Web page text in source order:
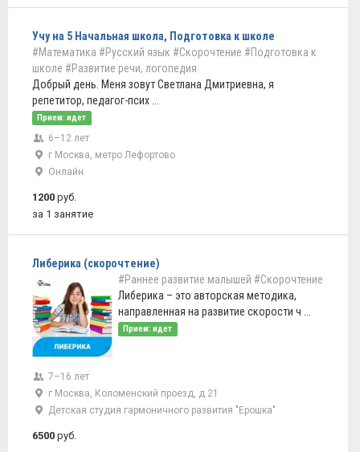
Учу на 5 Начальная школа, Подготовка к школе
#Математика #Русский язык #Скорочтение #Подготовка к
школе #Развитие речи, логопедия
Добрый день. Меня зовут Светлана Дмитриевна, я
репетитор, педагог-псих ...
Прием: идет
6–12 лет
г Москва, метро Лефортово
Онлайн
1200 руб.
за 1 занятие
Либерика (скорочтение)
#Раннее развитие малышей #Скорочтение
Либерика – это авторская методика,
направленная на развитие скорости ч ...
Прием: идет
7–16 лет
г Москва, Коломенский проезд, д 21
Детская студия гармоничного развития "Ерошка"
6500 руб.